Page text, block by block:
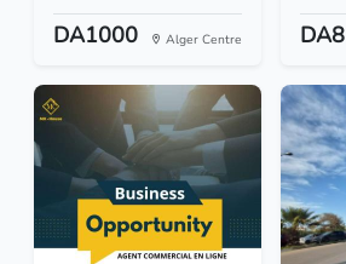
DA1000 Alger Centre DA8